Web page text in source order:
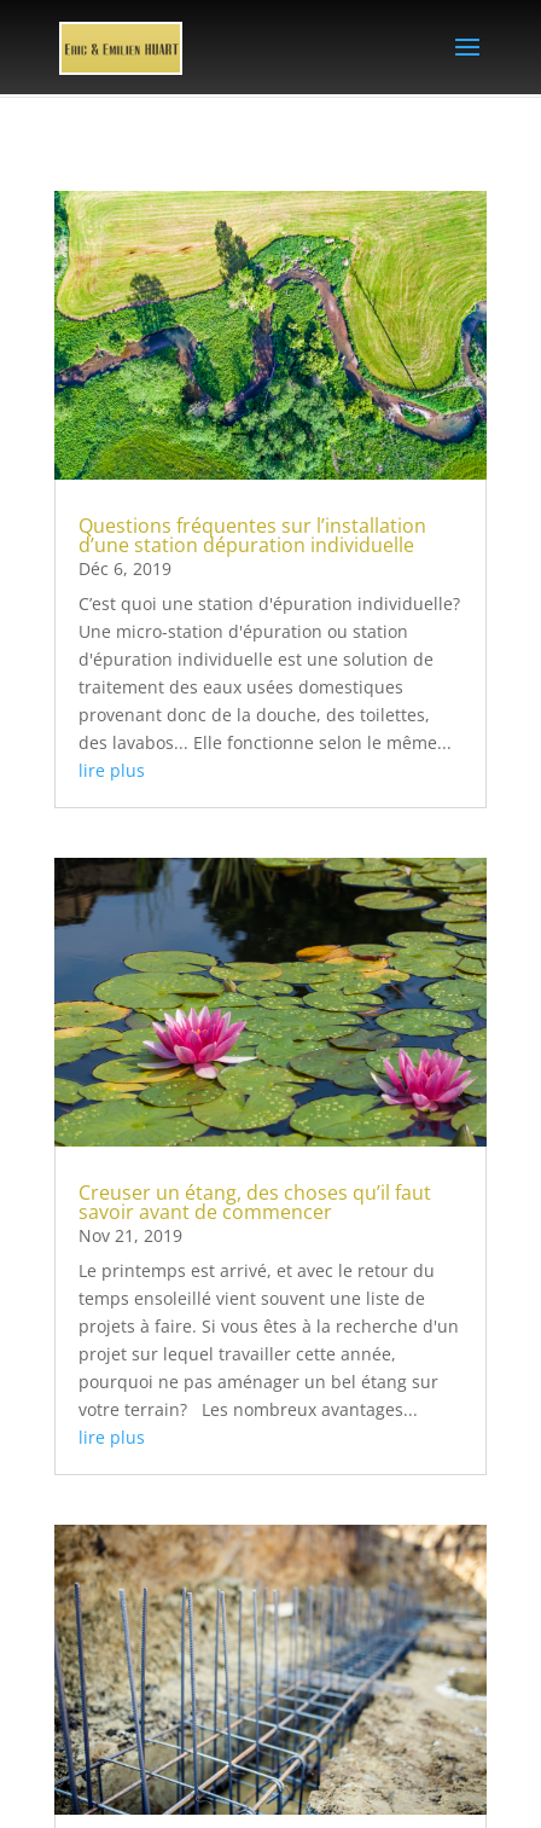
Questions fréquentes sur l’installation
d’une station dépuration individuelle
Déc 6, 2019
C’est quoi une station d'épuration individuelle?
Une micro-station d'épuration ou station
d'épuration individuelle est une solution de
traitement des eaux usées domestiques
provenant donc de la douche, des toilettes,
des lavabos... Elle fonctionne selon le même...
lire plus
Creuser un étang, des choses qu’il faut
savoir avant de commencer
Nov 21, 2019
Le printemps est arrivé, et avec le retour du
temps ensoleillé vient souvent une liste de
projets à faire. Si vous êtes à la recherche d'un
projet sur lequel travailler cette année,
pourquoi ne pas aménager un bel étang sur
votre terrain? Les nombreux avantages...
lire plus